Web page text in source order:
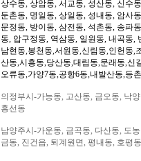
상수동, 상암동, 서교동, 성산동, 신수
둔촌동, 명일동, 상일동, 성내동, 암사
문정동, 방이동, 삼전동, 석촌동, 송파
동, 압구정동, 역삼동, 일원동, 내곡동,
남현동,봉천동,서원동,신림동,인헌동,
산동,시흥동,당산동,대림동,문래동,신
오류동,가양7동,공항6동,내발산동,등
의정부시-가능동, 고산동, 금오동, 낙
흥선동
남양주시-가운동, 금곡동, 다산동, 도
금동, 진건읍, 퇴계원면, 평내동, 호평